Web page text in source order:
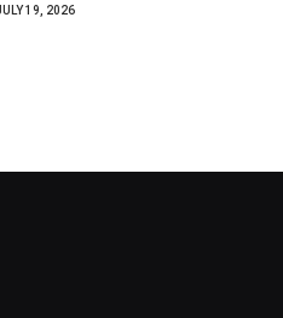
19, 2026